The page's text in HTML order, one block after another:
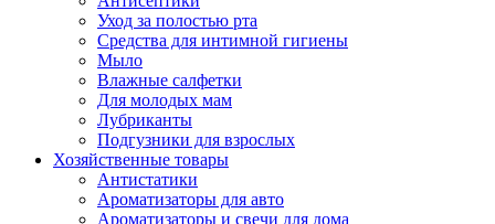
Уход за полостью рта
Средства для интимной гигиены
Мыло
Влажные салфетки
Для молодых мам
Лубриканты
Подгузники для взрослых
Хозяйственные товары
Антистатики
Ароматизаторы для авто
Ароматизаторы и свечи для дома